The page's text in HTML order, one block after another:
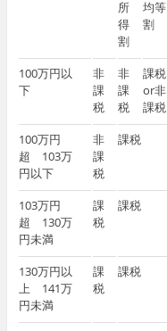
所
得
割
均等
割
100万円以
下
非
課
税
非
課
税
課税
or非
課税
100万円
超 103万
円以下
非
課
税
課税
103万円
超 130万
円未満
課
税
課税
130万円以
上 141万
円未満
課
税
課税